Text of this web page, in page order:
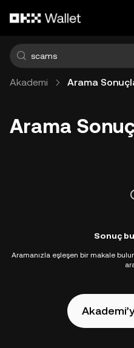
Akademi Arama
Arama
Sonuç
Aramanızla eşleşen bir makale